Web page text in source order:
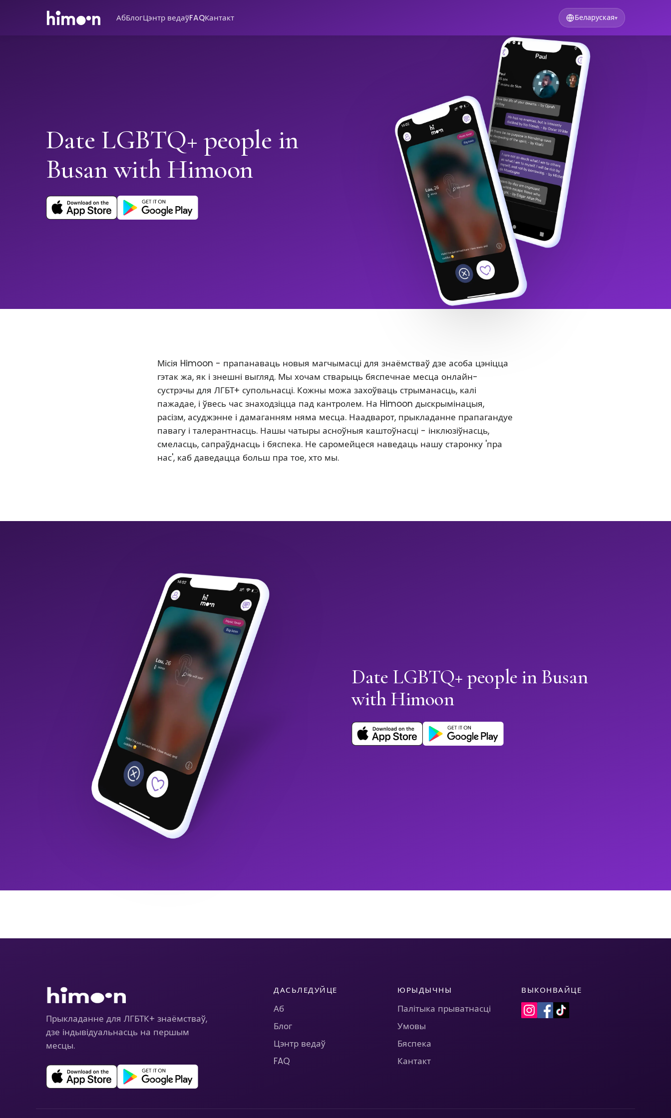
АбБлогЦэнтр ведаўFAQКантакт Беларуская▾
Date LGBTQ+ people in
Busan with Himoon
Місія Himoon - прапанаваць новыя магчымасці для знаёмстваў дзе асоба цэніцца
гэтак жа, як і знешні выгляд. Мы хочам стварыць бяспечнае месца онлайн-
сустрэчы для ЛГБТ+ супольнасці. Кожны можа захоўваць стрыманасць, калі
пажадае, і ўвесь час знаходзіцца пад кантролем. На Himoon дыскрымінацыя,
расізм, асуджэнне і дамаганням няма месца. Наадварот, прыкладанне прапагандуе
павагу і талерантнасць. Нашы чатыры асноўныя каштоўнасці - інклюзіўнасць,
смеласць, сапраўднасць і бяспека. Не саромейцеся наведаць нашу старонку 'пра
нас', каб даведацца больш пра тое, хто мы.
Date LGBTQ+ people in Busan
with Himoon
Прыкладанне для ЛГБТК+ знаёмстваў,
дзе індывідуальнасць на першым
месцы.
ДАСЬЛЕДУЙЦЕ
Аб
Блог
Цэнтр ведаў
FAQ
ЮРЫДЫЧНЫ
Палітыка прыватнасці
Умовы
Бяспека
Кантакт
ВЫКОНВАЙЦЕ